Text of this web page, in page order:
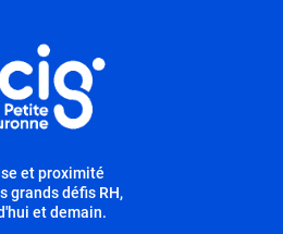
et proximité
grands défis RH,
et demain.